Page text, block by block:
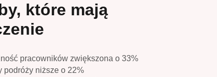
które mają
pracowników zwiększona o 33%
podróży niższe o 22%